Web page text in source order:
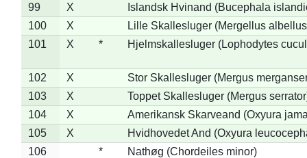
99
X
Islandsk Hvinand (Bucephala
100
X
Lille Skallesluger (Mergellus
101
X * Hjelmskallesluger (Lophodytes
102 X
Stor Skallesluger (Mergus
103
X
Toppet Skallesluger (Mergus
104
X
Amerikansk Skarveand (Oxyura
105
X
Hvidhovedet And (Oxyura
106
*
Nathøg (Chordeiles minor)